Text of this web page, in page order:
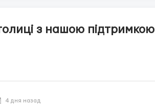
з нашою підтримкою
4 дня назад